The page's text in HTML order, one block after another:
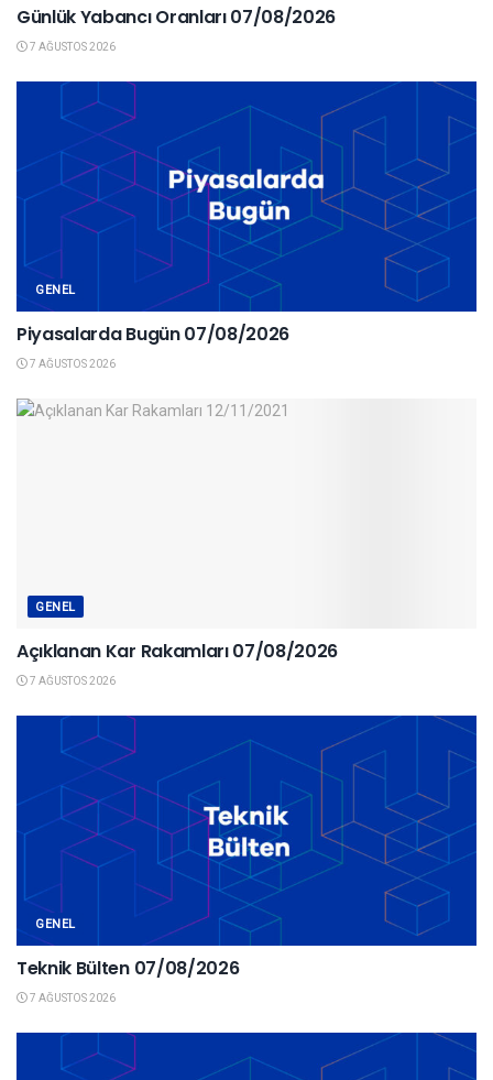
Günlük Yabancı Oranları 07/08/2026
7 AĞUSTOS 2026
GENEL
Piyasalarda Bugün 07/08/2026
7 AĞUSTOS 2026
GENEL
Açıklanan Kar Rakamları 07/08/2026
7 AĞUSTOS 2026
GENEL
Teknik Bülten 07/08/2026
7 AĞUSTOS 2026